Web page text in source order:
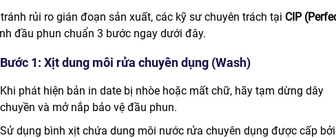
rủi ro gián đoạn sản xuất, các kỹ sư chuyên trách tại CIP
đầu phun chuẩn 3 bước ngay dưới đây.
Bước 1: Xịt dung môi rửa chuyên dụng (Wash)
Khi phát hiện bản in date bị nhòe hoặc mất chữ, hãy tạm dừng dây
chuyền và mở nắp bảo vệ đầu phun.
Sử dụng bình xịt chứa dung môi nước rửa chuyên dụng được cấp bởi